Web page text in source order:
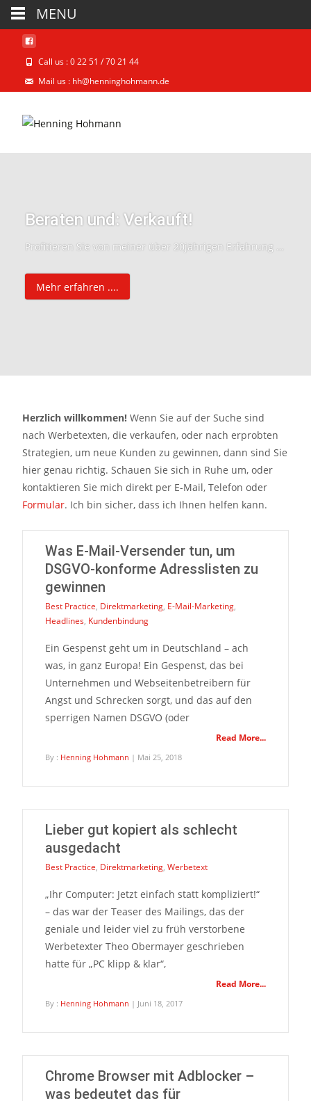
Call us : 0 22 51 / 70 21 44
Mail us : hh@henninghohmann.de
Beraten und: Verkauft!
Mehr erfahren ....
Herzlich willkommen! Wenn Sie auf der Suche sind
nach Werbetexten, die verkaufen, oder nach erprobten
Strategien, um neue Kunden zu gewinnen, dann sind Sie
hier genau richtig. Schauen Sie sich in Ruhe um, oder
kontaktieren Sie mich direkt per E-Mail, Telefon oder
Formular. Ich bin sicher, dass ich Ihnen helfen kann.
Was E-Mail-Versender tun, um
DSGVO-konforme Adresslisten zu
gewinnen
Best Practice, Direktmarketing, E-Mail-Marketing,
Headlines, Kundenbindung
Ein Gespenst geht um in Deutschland – ach
was, in ganz Europa! Ein Gespenst, das bei
Unternehmen und Webseitenbetreibern für
Angst und Schrecken sorgt, und das auf den
sperrigen Namen DSGVO (oder
Read More...
By : Henning Hohmann | Mai 25, 2018
Lieber gut kopiert als schlecht
ausgedacht
Best Practice, Direktmarketing, Werbetext
„Ihr Computer: Jetzt einfach statt kompliziert!“
– das war der Teaser des Mailings, das der
geniale und leider viel zu früh verstorbene
Werbetexter Theo Obermayer geschrieben
hatte für „PC klipp & klar“,
Read More...
By : Henning Hohmann | Juni 18, 2017
Chrome Browser mit Adblocker –
was bedeutet das für
MENU